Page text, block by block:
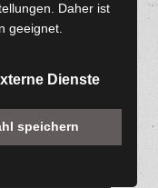
Daher ist
geeignet.
Dienste
speichern